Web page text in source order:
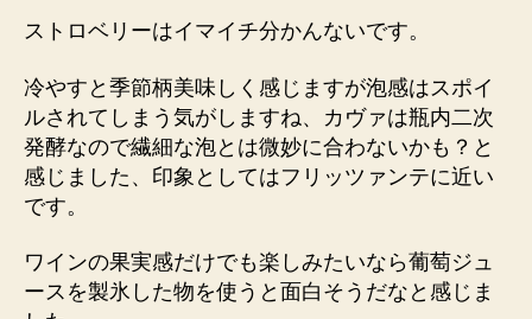
ストロベリーはイマイチ分かんないです。
冷やすと季節柄美味しく感じますが泡感はスポイ
ルされてしまう気がしますね、カヴァは瓶内二次
発酵なので繊細な泡とは微妙に合わないかも？と
感じました、印象としてはフリッツァンテに近い
です。
ワインの果実感だけでも楽しみたいなら葡萄ジュ
ースを製氷した物を使うと面白そうだなと感じま